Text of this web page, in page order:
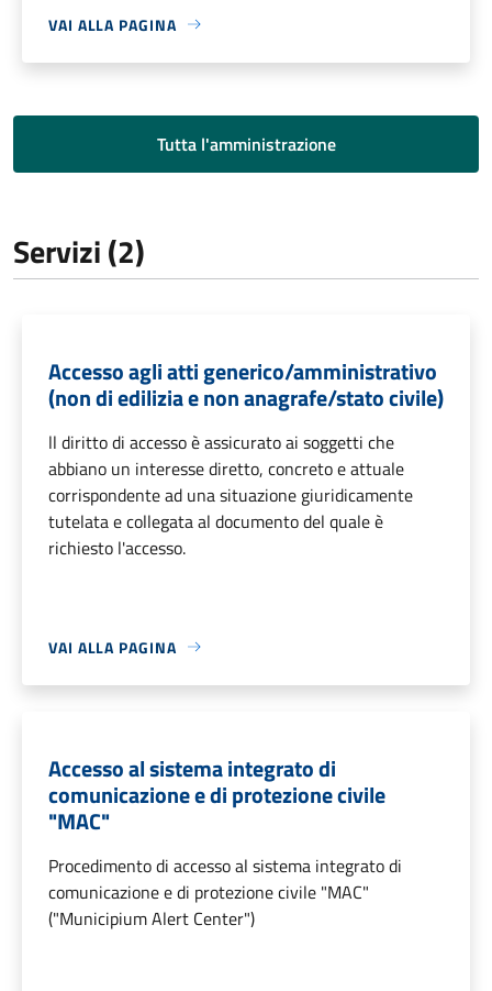
VAI ALLA PAGINA
Tutta l'amministrazione
Servizi (2)
Accesso agli atti generico/amministrativo
(non di edilizia e non anagrafe/stato civile)
ll diritto di accesso è assicurato ai soggetti che
abbiano un interesse diretto, concreto e attuale
corrispondente ad una situazione giuridicamente
tutelata e collegata al documento del quale è
richiesto l'accesso.
VAI ALLA PAGINA
Accesso al sistema integrato di
comunicazione e di protezione civile
"MAC"
Procedimento di accesso al sistema integrato di
comunicazione e di protezione civile "MAC"
("Municipium Alert Center")